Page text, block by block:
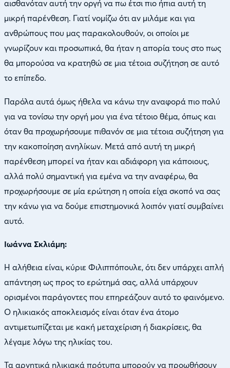
αισθανόταν αυτή την οργή να πω έτσι πιο ήπια αυτή τη
μικρή παρένθεση. Γιατί νομίζω ότι αν μιλάμε και για
ανθρώπους που μας παρακολουθούν, οι οποίοι με
γνωρίζουν και προσωπικά, θα ήταν η απορία τους στο πως
θα μπορούσα να κρατηθώ σε μια τέτοια συζήτηση σε αυτό
το επίπεδο.
Παρόλα αυτά όμως ήθελα να κάνω την αναφορά πιο πολύ
για να τονίσω την οργή μου για ένα τέτοιο θέμα, όπως και
όταν θα προχωρήσουμε πιθανόν σε μια τέτοια συζήτηση για
την κακοποίηση ανηλίκων. Μετά από αυτή τη μικρή
παρένθεση μπορεί να ήταν και αδιάφορη για κάποιους,
αλλά πολύ σημαντική για εμένα να την αναφέρω, θα
προχωρήσουμε σε μία ερώτηση η οποία είχα σκοπό να σας
την κάνω για να δούμε επιστημονικά λοιπόν γιατί συμβαίνει
αυτό.
Ιωάννα Σκλιάμη:
Η αλήθεια είναι, κύριε Φιλιππόπουλε, ότι δεν υπάρχει απλή
απάντηση ως προς το ερώτημά σας, αλλά υπάρχουν
ορισμένοι παράγοντες που επηρεάζουν αυτό το φαινόμενο.
Ο ηλικιακός αποκλεισμός είναι όταν ένα άτομο
αντιμετωπίζεται με κακή μεταχείριση ή διακρίσεις, θα
λέγαμε λόγω της ηλικίας του.
Τα αρνητικά ηλικιακά πρότυπα μπορούν να προωθήσουν